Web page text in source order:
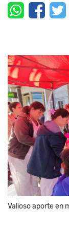
Valioso aporte en